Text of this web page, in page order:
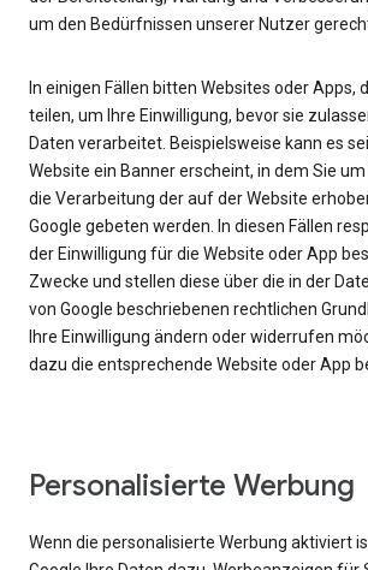
um den Bedürfnissen unserer Nutzer
In einigen Fällen bitten Websites oder Apps,
teilen, um Ihre Einwilligung, bevor sie
Daten verarbeitet. Beispielsweise kann es
Website ein Banner erscheint, in dem Sie
die Verarbeitung der auf der Website
Google gebeten werden. In diesen Fällen
der Einwilligung für die Website oder App
Zwecke und stellen diese über die in der
von Google beschriebenen rechtlichen
Ihre Einwilligung ändern oder widerrufen
dazu die entsprechende Website oder App
Personalisierte Werbung
Wenn die personalisierte Werbung aktiviert